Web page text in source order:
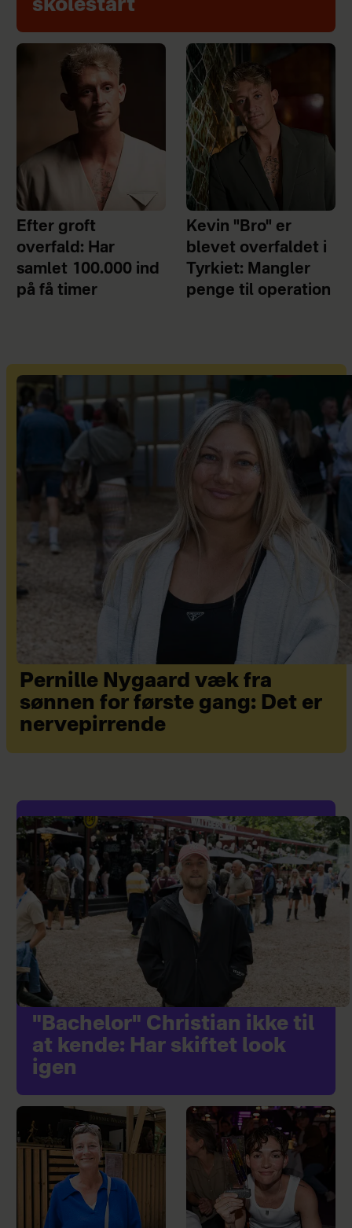
skolestart
Efter groft
overfald: Har
samlet 100.000 ind
på få timer
Kevin "Bro" er
blevet overfaldet i
Tyrkiet: Mangler
penge til operation
Pernille Nygaard væk fra
sønnen for første gang: Det er
nervepirrende
"Bachelor" Christian ikke til
at kende: Har skiftet look
igen